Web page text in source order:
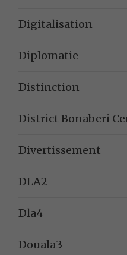
Digitalisation
Diplomatie
Distinction
District Bonaberi
Divertissement
DLA2
Dla4
Douala3